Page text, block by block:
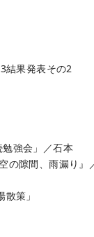
結果発表その2
強会」／石本
の隙間、雨漏り』
策」